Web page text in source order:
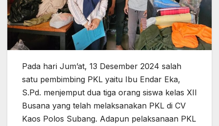
Pada hari Jum’at, 13 Desember 2024 salah
satu pembimbing PKL yaitu Ibu Endar Eka,
S.Pd. menjemput dua tiga orang siswa kelas XII
Busana yang telah melaksanakan PKL di CV
Kaos Polos Subang. Adapun pelaksanaan PKL